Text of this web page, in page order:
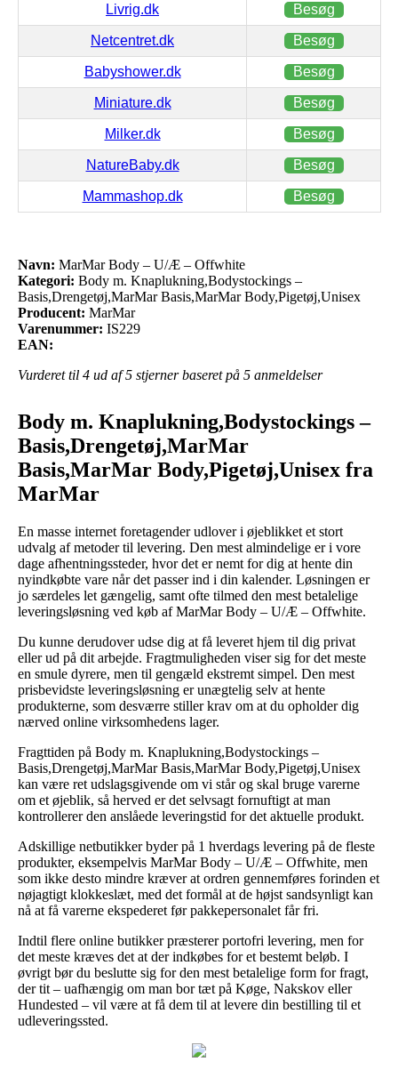
Livrig.dk Besøg
Netcentret.dk Besøg
Babyshower.dk Besøg
Miniature.dk Besøg
Milker.dk Besøg
NatureBaby.dk Besøg
Mammashop.dk Besøg
Navn: MarMar Body – U/Æ – Offwhite
Kategori: Body m. Knaplukning,Bodystockings –
Basis,Drengetøj,MarMar Basis,MarMar Body,Pigetøj,Unisex
Producent: MarMar
Varenummer: IS229
EAN:
Vurderet til 4 ud af 5 stjerner baseret på 5 anmeldelser
Body m. Knaplukning,Bodystockings –
Basis,Drengetøj,MarMar
Basis,MarMar Body,Pigetøj,Unisex fra
MarMar
En masse internet foretagender udlover i øjeblikket et stort
udvalg af metoder til levering. Den mest almindelige er i vore
dage afhentningssteder, hvor det er nemt for dig at hente din
nyindkøbte vare når det passer ind i din kalender. Løsningen er
jo særdeles let gængelig, samt ofte tilmed den mest betalelige
leveringsløsning ved køb af MarMar Body – U/Æ – Offwhite.
Du kunne derudover udse dig at få leveret hjem til dig privat
eller ud på dit arbejde. Fragtmuligheden viser sig for det meste
en smule dyrere, men til gengæld ekstremt simpel. Den mest
prisbevidste leveringsløsning er unægtelig selv at hente
produkterne, som desværre stiller krav om at du opholder dig
nærved online virksomhedens lager.
Fragttiden på Body m. Knaplukning,Bodystockings –
Basis,Drengetøj,MarMar Basis,MarMar Body,Pigetøj,Unisex
kan være ret udslagsgivende om vi står og skal bruge varerne
om et øjeblik, så herved er det selvsagt fornuftigt at man
kontrollerer den anslåede leveringstid for det aktuelle produkt.
Adskillige netbutikker byder på 1 hverdags levering på de fleste
produkter, eksempelvis MarMar Body – U/Æ – Offwhite, men
som ikke desto mindre kræver at ordren gennemføres forinden et
nøjagtigt klokkeslæt, med det formål at de højst sandsynligt kan
nå at få varerne ekspederet før pakkepersonalet får fri.
Indtil flere online butikker præsterer portofri levering, men for
det meste kræves det at der indkøbes for et bestemt beløb. I
øvrigt bør du beslutte sig for den mest betalelige form for fragt,
der tit – uafhængig om man bor tæt på Køge, Nakskov eller
Hundested – vil være at få dem til at levere din bestilling til et
udleveringssted.